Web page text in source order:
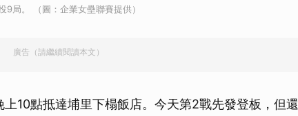
局。 （圖：企業女壘聯賽提供）
廣告（請繼續閱讀本文）
10點抵達埔里下榻飯店。今天第2戰先發登板，但還